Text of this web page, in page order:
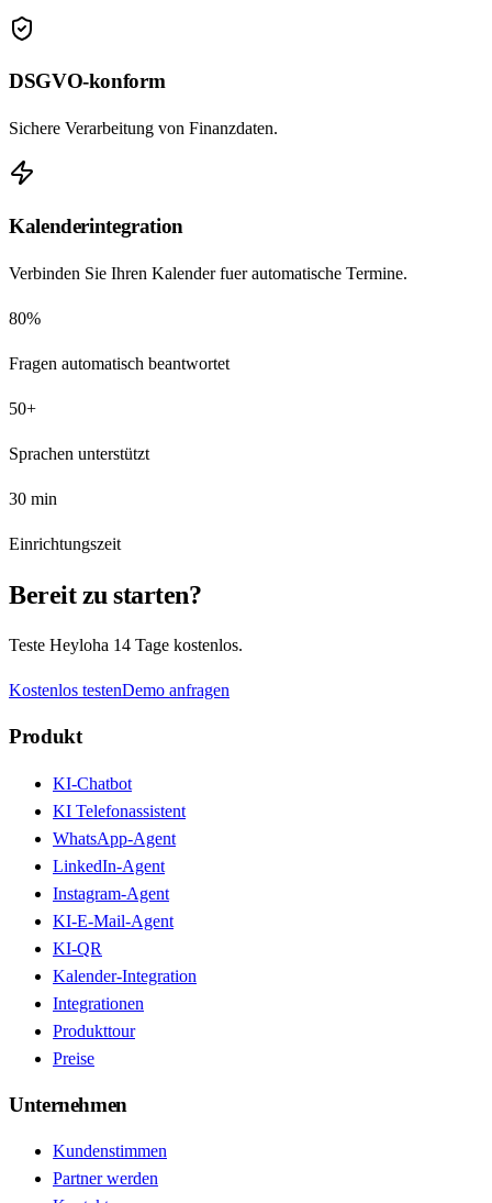
DSGVO-konform
Sichere Verarbeitung von Finanzdaten.
Kalenderintegration
Verbinden Sie Ihren Kalender fuer automatische Termine.
80%
Fragen automatisch beantwortet
50+
Sprachen unterstützt
30 min
Einrichtungszeit
Bereit zu starten?
Teste Heyloha 14 Tage kostenlos.
Kostenlos testenDemo anfragen
Produkt
KI-Chatbot
KI Telefonassistent
WhatsApp-Agent
LinkedIn-Agent
Instagram-Agent
KI-E-Mail-Agent
KI-QR
Kalender-Integration
Integrationen
Produkttour
Preise
Unternehmen
Kundenstimmen
Partner werden